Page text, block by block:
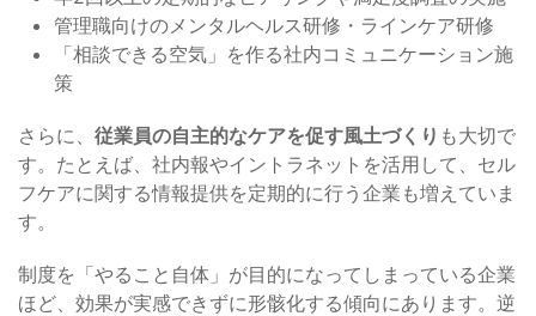
管理職向けのメンタルヘルス研修・ラインケア研修
「相談できる空気」を作る社内コミュニケーション施
策
さらに、 従業員の自主的なケアを促す風土づくり も大切で
す。たとえば、社内報やイントラネットを活用して、セル
フケアに関する情報提供を定期的に行う企業も増えていま
す。
制度を「やること自体」が目的になってしまっている企業
ほど、効果が実感できずに形骸化する傾向にあります。逆